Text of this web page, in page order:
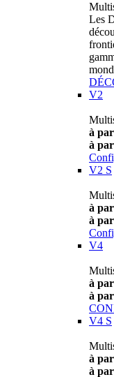
Les
V2
à
à
V2 S
à
à
V4
à
à
V4 S
à
à